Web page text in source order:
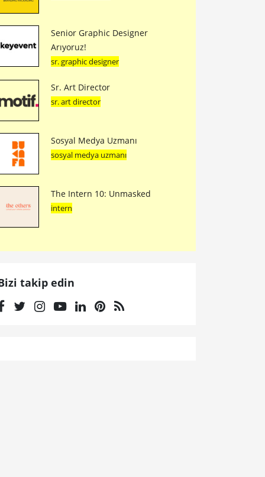
Senior Graphic Designer
Arıyoruz!
sr. graphic designer
Sr. Art Director
sr. art director
Sosyal Medya Uzmanı
sosyal medya uzmanı
The Intern 10: Unmasked
intern
takip edin